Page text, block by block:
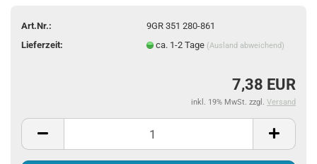
Art.Nr.:
9GR 351 280-861
Lieferzeit:
ca. 1-2 Tage (Ausland abweichend)
7,38 EUR
inkl. 19% MwSt. zzgl. Versand